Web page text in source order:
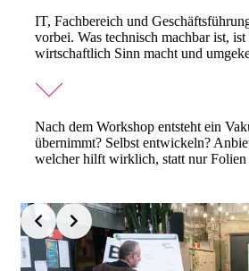
IT, Fachbereich und
vorbei. Was technisch machbar ist,
wirtschaftlich Sinn macht und
Nach dem Workshop entsteht ein
übernimmt? Selbst entwickeln?
welcher hilft wirklich, statt nur Folien